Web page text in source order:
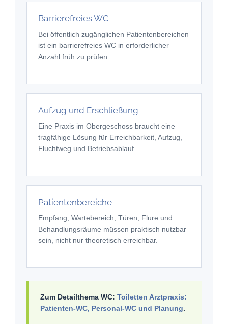
Barrierefreies WC
Bei öffentlich zugänglichen Patientenbereichen
ist ein barrierefreies WC in erforderlicher
Anzahl früh zu prüfen.
Aufzug und Erschließung
Eine Praxis im Obergeschoss braucht eine
tragfähige Lösung für Erreichbarkeit, Aufzug,
Fluchtweg und Betriebsablauf.
Patientenbereiche
Empfang, Wartebereich, Türen, Flure und
Behandlungsräume müssen praktisch nutzbar
sein, nicht nur theoretisch erreichbar.
Zum Detailthema WC: Toiletten Arztpraxis:
Patienten-WC, Personal-WC und Planung.